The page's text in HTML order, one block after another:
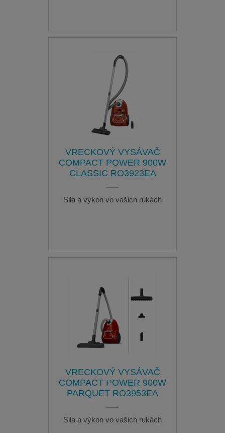
VRECKOVÝ VYSÁVAČ
COMPACT POWER 900W
CLASSIC RO3923EA
Sila a výkon vo vašich rukách
VRECKOVÝ VYSÁVAČ
COMPACT POWER 900W
PARQUET RO3953EA
Sila a výkon vo vašich rukách